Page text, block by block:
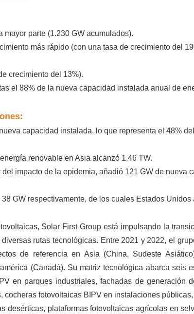
parte (1.230 GW acumulados).
más rápido (con una tasa de crecimiento del
crecimiento del 13%).
el 88% de la nueva capacidad instalada anual de
capacidad instalada, lo que representa el 48% del
renovable en Asia alcanzó 1,46 TW.
impacto de la epidemia, añadió 121 GW de nueva
GW respectivamente, de los cuales Estados Unidos
Solar First Group está impulsando la
rutas tecnológicas. Entre 2021 y 2022, el
de referencia en Asia (China, Sudeste
(Canadá). Su matriz tecnológica abarca seis
en parques industriales, fachadas de generación
fotovoltaicas BIPV en instalaciones
desérticas, plataformas fotovoltaicas agrícolas en